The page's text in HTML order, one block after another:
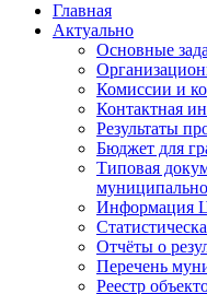
Главная
Актуально
Основные
Комиссии и
Контактная
Результаты
Бюджет для
Типовая
Информация
Отчёты о
Перечень
Реестр